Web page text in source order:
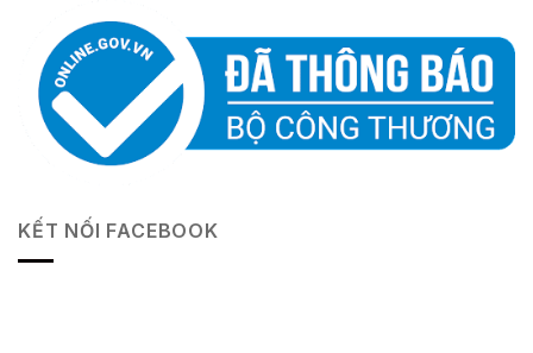
sân cỏ!
KẾT NỐI FACEBOOK